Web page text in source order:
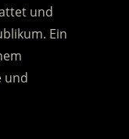
und
Ein
und